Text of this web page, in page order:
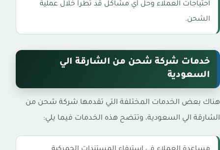
احتياجات العملاء وحل أي مشاكل قد تطرأ خلال عملية
الشحن.
خدمات شركة شحن من الشارقة الي
السعودية
هناك بعض الخدمات المختلفة التي تقدمها شركة شحن من
الشارقة الي السعودية، وتتضح هذه الخدمات فيما يلي: